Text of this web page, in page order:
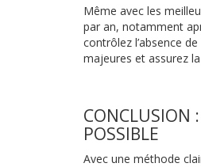
Même avec les
par an, notamment
contrôlez l’absence
majeures et assurez
CONCLUSION :
POSSIBLE
Avec une méthode